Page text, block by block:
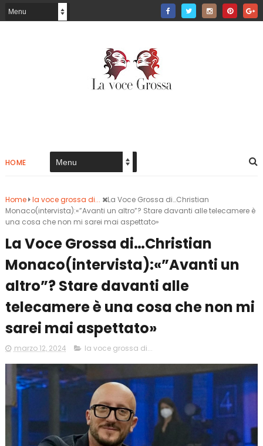
HOME
Home la voce grossa di...
La Voce Grossa di…Christian
Monaco(intervista):«”Avanti un altro”? Stare davanti alle telecamere è
una cosa che non mi sarei mai aspettato»
La Voce Grossa di…Christian
Monaco(intervista):«”Avanti un
altro”? Stare davanti alle
telecamere è una cosa che non mi
sarei mai aspettato»
marzo 12, 2024 la voce grossa di...